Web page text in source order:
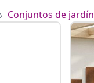
Conjuntos de jardín